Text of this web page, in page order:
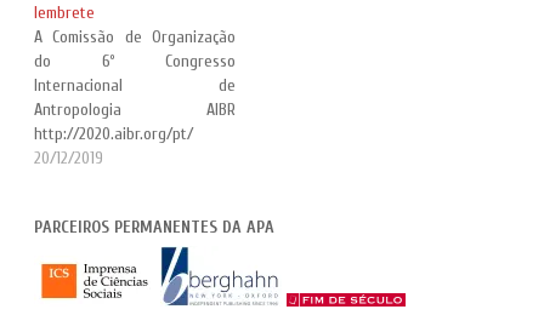
lembrete
A Comissão de Organização
do 6º Congresso
Internacional de
Antropologia AIBR
http://2020.aibr.org/pt/
relembra que o prazo para
audiovisuais, ateliês,
apresentação de livros e
formatos especiais) fecha no
dia 31 de dezembro de 2019.
20/12/2019
PARCEIROS PERMANENTES DA APA